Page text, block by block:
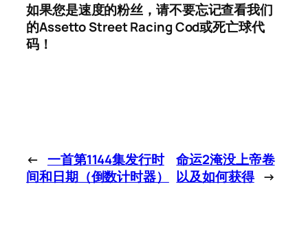
如果您是速度的粉丝，请不要忘记查看我们
的Assetto Street Racing Cod或死亡球代
码！
← 一首第1144集发行时
间和日期（倒数计时器）
命运2淹没上帝卷
以及如何获得 →